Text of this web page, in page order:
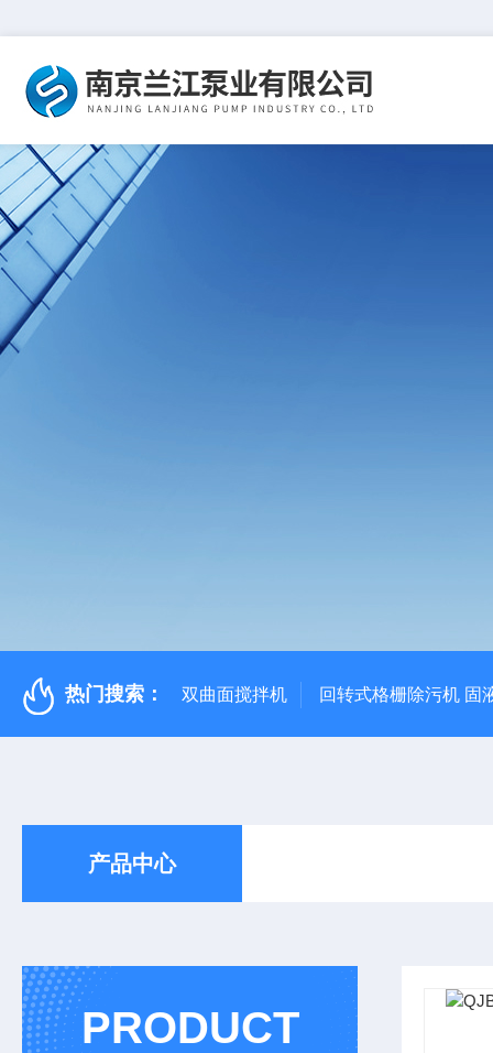
热门搜索： 双曲面搅拌机 回转式格栅除污机 固
产品中心
PRODUCT